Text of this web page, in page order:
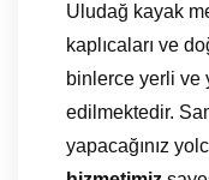
Uludağ kayak
kaplıcaları ve
binlerce yerli ve
edilmektedir.
yapacağınız